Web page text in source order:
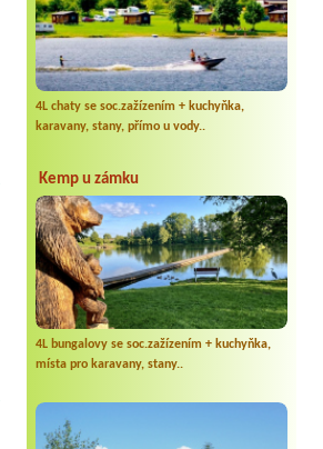
4L chaty se soc.zažízením + kuchyňka,
karavany, stany, přímo u vody..
Kemp u zámku
4L bungalovy se soc.zažízením + kuchyňka,
místa pro karavany, stany..